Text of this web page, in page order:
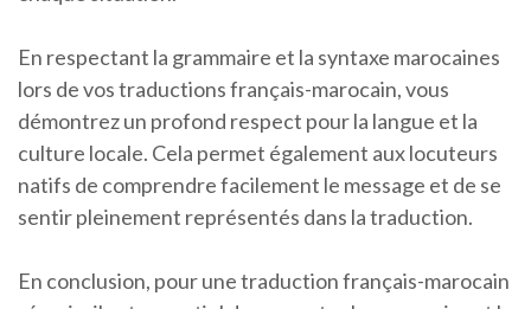
En respectant la grammaire et la syntaxe marocaines
lors de vos traductions français-marocain, vous
démontrez un profond respect pour la langue et la
culture locale. Cela permet également aux locuteurs
natifs de comprendre facilement le message et de se
sentir pleinement représentés dans la traduction.
En conclusion, pour une traduction français-marocain